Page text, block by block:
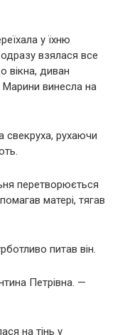
у їхню
взялася все
вікна, диван
Марини винесла на
свекруха, рухаючи
перетворюється
матері, тягав
питав він.
Петрівна. —
на тінь у